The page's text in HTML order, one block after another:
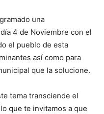
una
4 de Noviembre con el
el pueblo de esta
así como para
que la solucione.
tema transciende el
que te invitamos a que